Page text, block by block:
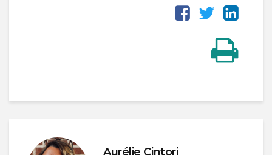
Aurélie Cintori